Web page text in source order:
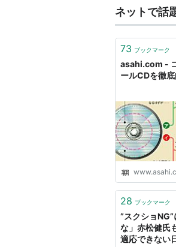
CCCD
が発
ライブが非
権利を制限
現行のもの
ている。この
コンへのデー
イブに依存)
は不完全なも
コピー防止
Audio CDや
の批判も多
ネットで話
73 ブックマーク
asahi.com -
ールCDを徹
28 ブックマーク
”スクショ
な」赤松健氏
適応できない